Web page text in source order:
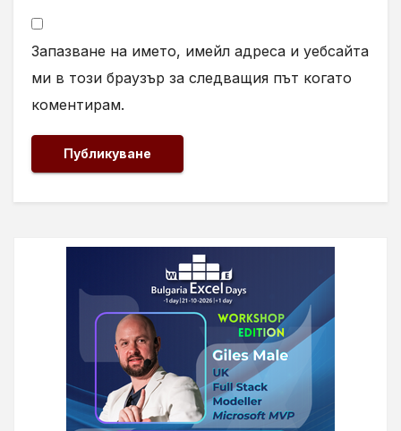
Запазване на името, имейл адреса и уебсайта
ми в този браузър за следващия път когато
коментирам.